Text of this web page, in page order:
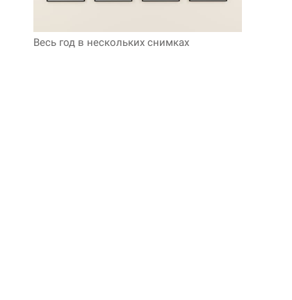
Весь год в нескольких снимках